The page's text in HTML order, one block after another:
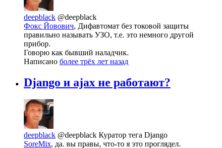
deepblack @deepblack
Фокс Йовович, Дифавтомат без токовой защиты
правильно называть УЗО, т.е. это немного другой
прибор.
Говорю как бывший наладчик.
Написано более трёх лет назад
Django и ajax не работают?
deepblack @deepblack Куратор тега Django
SoreMix, да. вы правы, что-то я это проглядел.